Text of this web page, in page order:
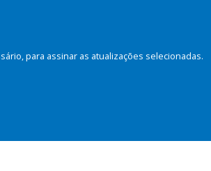
para assinar as atualizações selecionadas.